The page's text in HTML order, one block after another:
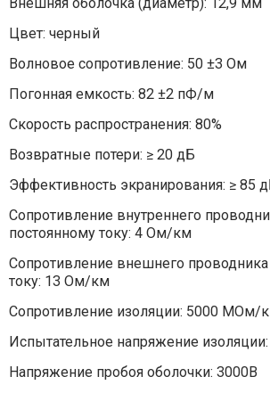
Цвет: черный
Волновое сопротивление: 50 ±3 Ом
Погонная емкость: 82 ±2 пФ/м
Скорость распространения: 80%
Возвратные потери: ≥ 20 дБ
Эффективность экранирования: ≥ 85
Сопротивление внутреннего
постоянному току: 4 Ом/км
Сопротивление внешнего
току: 13 Ом/км
Сопротивление изоляции: 5000 МОм/
Испытательное напряжение
Напряжение пробоя оболочки: 3000В